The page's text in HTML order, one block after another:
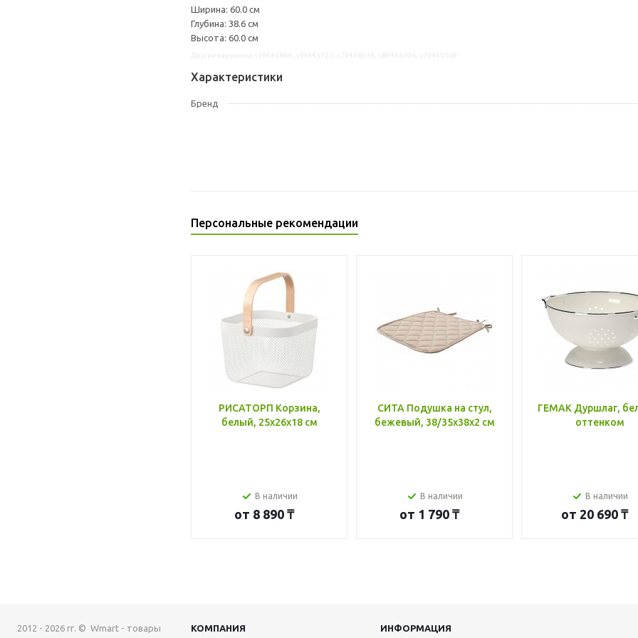
Ширина: 60.0 см
Глубина: 38.6 см
Высота: 60.0 см
Характеристики
Бренд
Персональные рекомендации
РИСАТОРП Корзина,
белый, 25x26x18 см
В наличии
от 8 890 ₸
СИТА Подушка на стул,
бежевый, 38/35x38x2 см
В наличии
от 1 790 ₸
ГЕМАК Дуршлаг,
оттенком
В наличии
от 20 690 ₸
2012 - 2026 гг. © Wmart - товары
КОМПАНИЯ ИНФОРМАЦИЯ